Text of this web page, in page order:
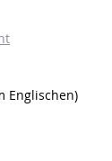
Englischen)